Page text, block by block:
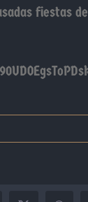
fiestas